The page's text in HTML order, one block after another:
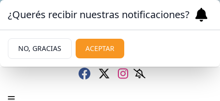
¿Querés recibir nuestras notificaciones?
NO, GRACIAS ACEPTAR